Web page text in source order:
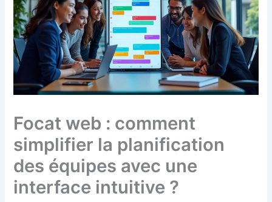
Focat web : comment
simplifier la planification
des équipes avec une
interface intuitive ?